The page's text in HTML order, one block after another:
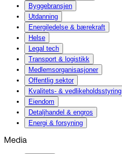
Byggebransjen
Utdanning
Energiledelse & bærekraft
Helse
Legal tech
Transport & logistikk
Medlemsorganisasjoner
Offentlig sektor
Kvalitets- & vedlikeholdsstyring
Eiendom
Detaljhandel & engros
Energi & forsyning
Media